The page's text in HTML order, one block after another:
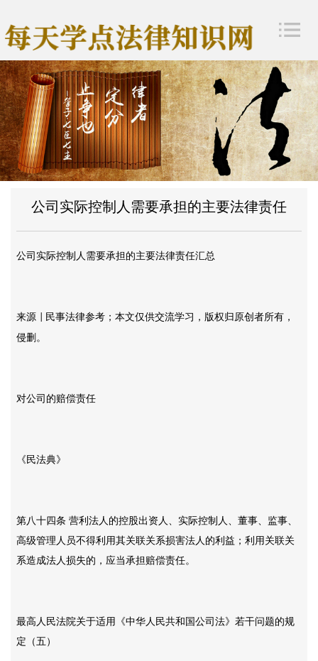
公司实际控制人需要承担的主要法律责任
公司实际控制人需要承担的主要法律责任汇总
来源
民事法律参考；本文仅供交流学习，版权归原创者所有，
侵删。
对公司的赔偿责任
《民法典》
第八十四条 营利法人的控股出资人、实际控制人、董事、监事、
高级管理人员不得利用其关联关系损害法人的利益；利用关联关
系造成法人损失的，应当承担赔偿责任。
最高人民法院关于适用《中华人民共和国公司法》若干问题的规
定（五）